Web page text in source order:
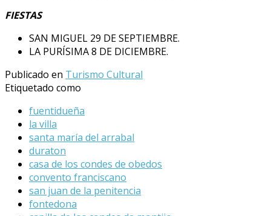
FIESTAS
SAN MIGUEL 29 DE SEPTIEMBRE.
LA PURÍSIMA 8 DE DICIEMBRE.
Publicado en Turismo Cultural
Etiquetado como
fuentidueña
la villa
santa maría del arrabal
duraton
casa de los condes de obedos
convento franciscano
san juan de la penitencia
fontedona